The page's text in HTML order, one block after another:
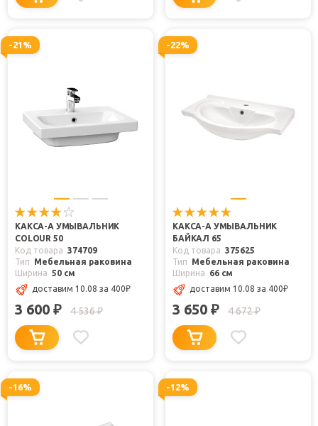
-21%
КАКСА-А УМЫВАЛЬНИК
COLOUR 50
Код товара 374709
Тип
Мебельная раковина
Ширина 50 см
доставим 10.08 за 400₽
3 600 ₽ 4 536₽
-22%
КАКСА-А УМЫВАЛЬНИК
БАЙКАЛ 65
Код товара 375625
Тип
Мебельная раковина
Ширина
66 см
доставим 10.08 за 400₽
3 650 ₽ 4 672₽
-16% -12%